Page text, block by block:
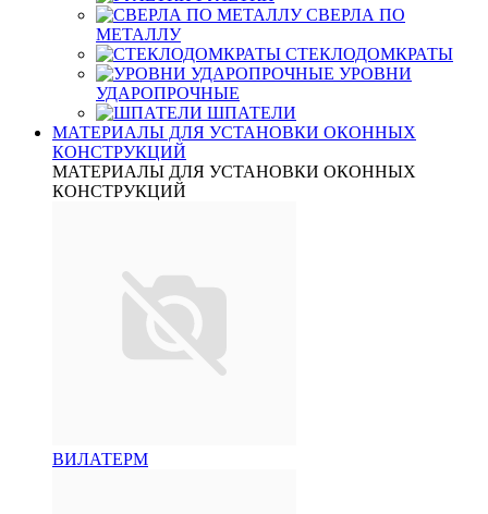
СВЕРЛА ПО
МЕТАЛЛУ
СТЕКЛОДОМКРАТЫ
УРОВНИ
УДАРОПРОЧНЫЕ
ШПАТЕЛИ
МАТЕРИАЛЫ ДЛЯ УСТАНОВКИ ОКОННЫХ
КОНСТРУКЦИЙ
МАТЕРИАЛЫ ДЛЯ УСТАНОВКИ ОКОННЫХ
КОНСТРУКЦИЙ
ВИЛАТЕРМ